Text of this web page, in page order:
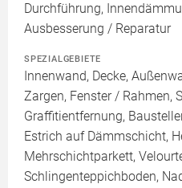
Durchführung,
Ausbesserung / Reparatur
SPEZIALGEBIETE
Innenwand, Decke,
Zargen, Fenster / Rahmen,
Graffitientfernung,
Estrich auf Dämmschicht,
Mehrschichtparkett,
Schlingenteppichboden,